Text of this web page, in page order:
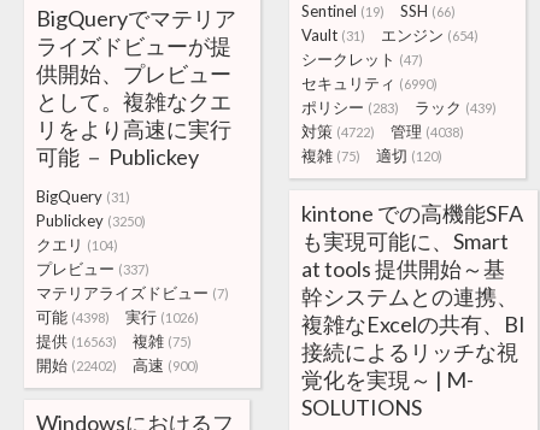
Sentinel (19) SSH (66)
Vault (31) エンジン (654)
シークレット (47)
セキュリティ (6990)
ポリシー (283) ラック (439)
対策 (4722) 管理 (4038)
複雑 (75) 適切 (120)
BigQueryでマテリア
ライズドビューが提
供開始、プレビュー
として。複雑なクエ
リをより高速に実行
可能 － Publickey
BigQuery (31)
Publickey (3250)
クエリ (104)
プレビュー (337)
マテリアライズドビュー (7)
可能 (4398) 実行 (1026)
提供 (16563) 複雑 (75)
開始 (22402) 高速 (900)
kintone での高機能SFA
も実現可能に、Smart
at tools 提供開始～基
幹システムとの連携、
複雑なExcelの共有、BI
接続によるリッチな視
覚化を実現～ | M-
SOLUTIONS
Windowsにおけるフ